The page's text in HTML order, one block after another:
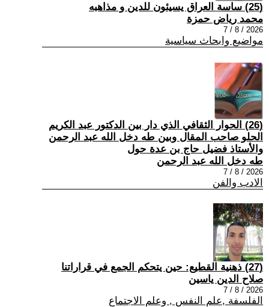
(25) ساسة العراق يسيئون للدين و مذاهبه
محمد رياض حمزة
2026 / 8 / 7
مواضيع وابحاث سياسية
(26) الحوار الثقافي الذي دار بين الدكتور عبد الكريم
الحلو صاحب المقال وبين طه دخل الله عبد الرحمن
والأستاذ فضيل حاج بن عدة حول
طه دخل الله عبد الرحمن
2026 / 8 / 7
الادب والفن
(27) ذهنية القطيع: حين يتحكم الجمع في قراراتنا
صلاح الدين ياسين
2026 / 8 / 7
الفلسفة ,علم النفس , وعلم الاجتماع